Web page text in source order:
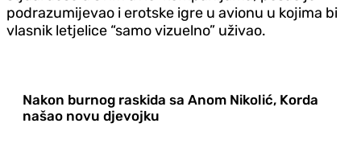
podrazumijevao i erotske igre u avionu u kojima bi
vlasnik letjelice “samo vizuelno” uživao.
Nakon burnog raskida sa Anom Nikolić, Korda
našao novu djevojku